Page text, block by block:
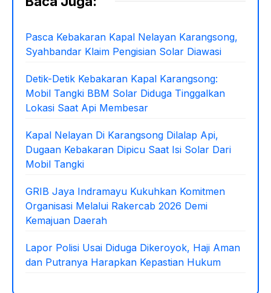
o
o
k
p
p
Pasca Kebakaran Kapal Nelayan Karangsong,
Syahbandar Klaim Pengisian Solar Diawasi
Detik-Detik Kebakaran Kapal Karangsong:
Mobil Tangki BBM Solar Diduga Tinggalkan
Lokasi Saat Api Membesar
Kapal Nelayan Di Karangsong Dilalap Api,
Dugaan Kebakaran Dipicu Saat Isi Solar Dari
Mobil Tangki
GRIB Jaya Indramayu Kukuhkan Komitmen
Organisasi Melalui Rakercab 2026 Demi
Kemajuan Daerah
Lapor Polisi Usai Diduga Dikeroyok, Haji Aman
dan Putranya Harapkan Kepastian Hukum